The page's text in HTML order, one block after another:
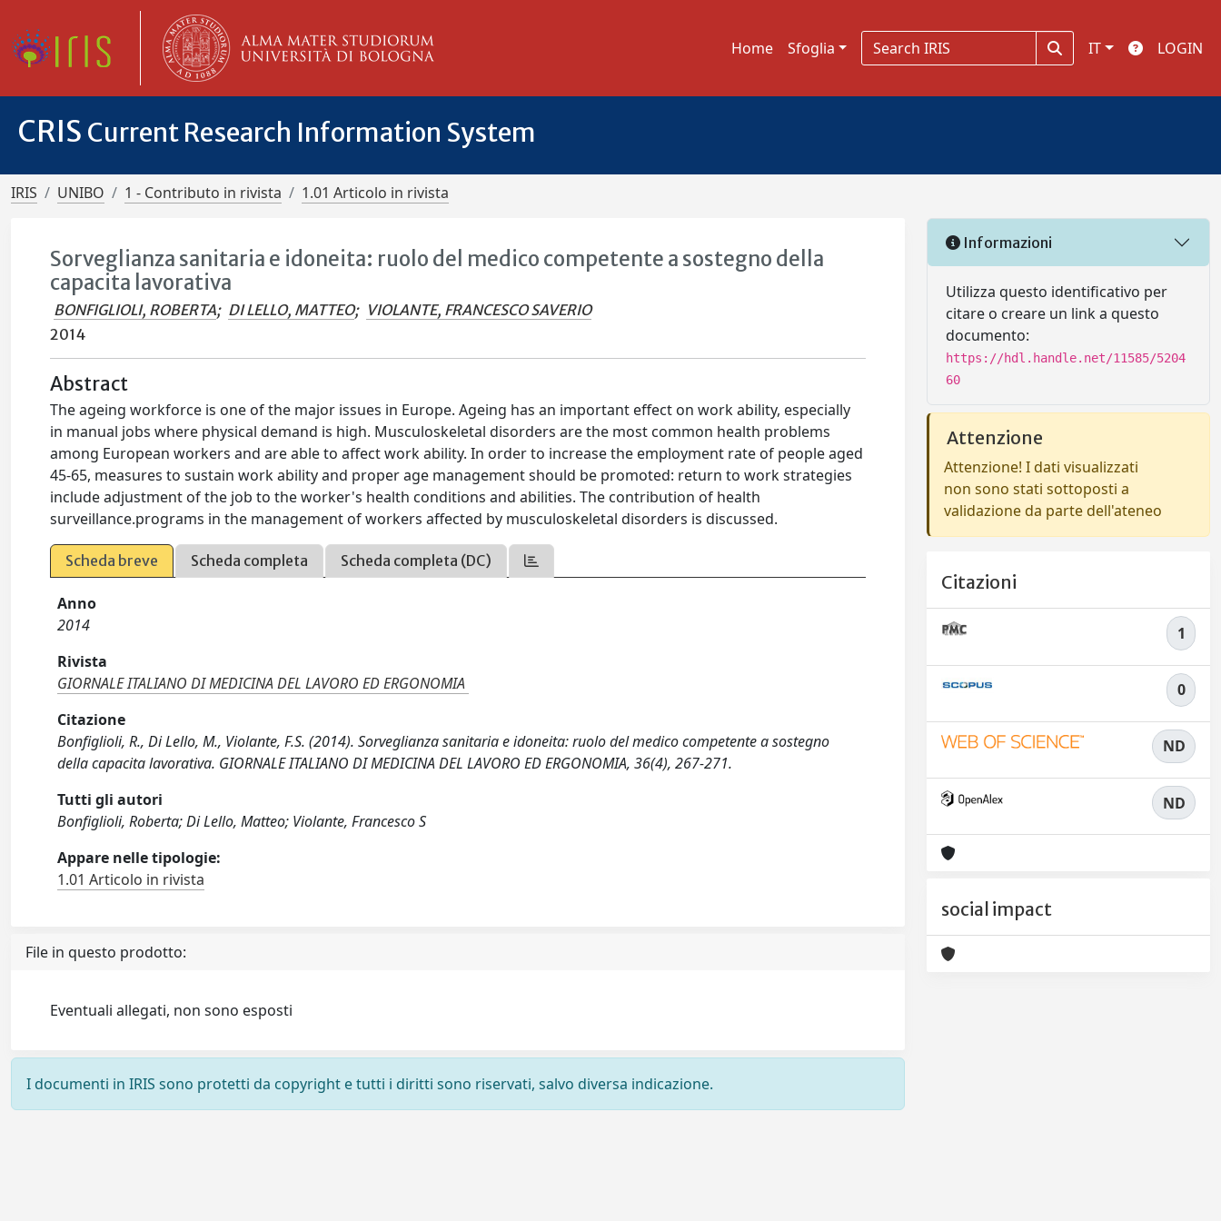
Home Sfoglia IT LOGIN
CRIS Current Research Information System
IRIS UNIBO 1 - Contributo in rivista 1.01 Articolo in rivista
Sorveglianza sanitaria e idoneita: ruolo del medico competente a sostegno della
capacita lavorativa
BONFIGLIOLI, ROBERTA; DI LELLO, MATTEO; VIOLANTE, FRANCESCO SAVERIO
2014
Abstract
The ageing workforce is one of the major issues in Europe. Ageing has an important effect on work ability, especially
in manual jobs where physical demand is high. Musculoskeletal disorders are the most common health problems
among European workers and are able to affect work ability. In order to increase the employment rate of people aged
45-65, measures to sustain work ability and proper age management should be promoted: return to work strategies
include adjustment of the job to the worker's health conditions and abilities. The contribution of health
surveillance.programs in the management of workers affected by musculoskeletal disorders is discussed.
Scheda breve Scheda completa Scheda completa (DC)
Anno
2014
Rivista
GIORNALE ITALIANO DI MEDICINA DEL LAVORO ED ERGONOMIA
Citazione
Bonfiglioli, R., Di Lello, M., Violante, F.S. (2014). Sorveglianza sanitaria e idoneita: ruolo del medico competente a sostegno
della capacita lavorativa. GIORNALE ITALIANO DI MEDICINA DEL LAVORO ED ERGONOMIA, 36(4), 267-271.
Tutti gli autori
Bonfiglioli, Roberta; Di Lello, Matteo; Violante, Francesco S
Appare nelle tipologie:
1.01 Articolo in rivista
File in questo prodotto:
Eventuali allegati, non sono esposti
I documenti in IRIS sono protetti da copyright e tutti i diritti sono riservati, salvo diversa indicazione.
Informazioni
Utilizza questo identificativo per
citare o creare un link a questo
documento:
https://hdl.handle.net/11585/5204
60
Attenzione
Attenzione! I dati visualizzati
non sono stati sottoposti a
validazione da parte dell'ateneo
Citazioni
1
0
ND
ND
social impact